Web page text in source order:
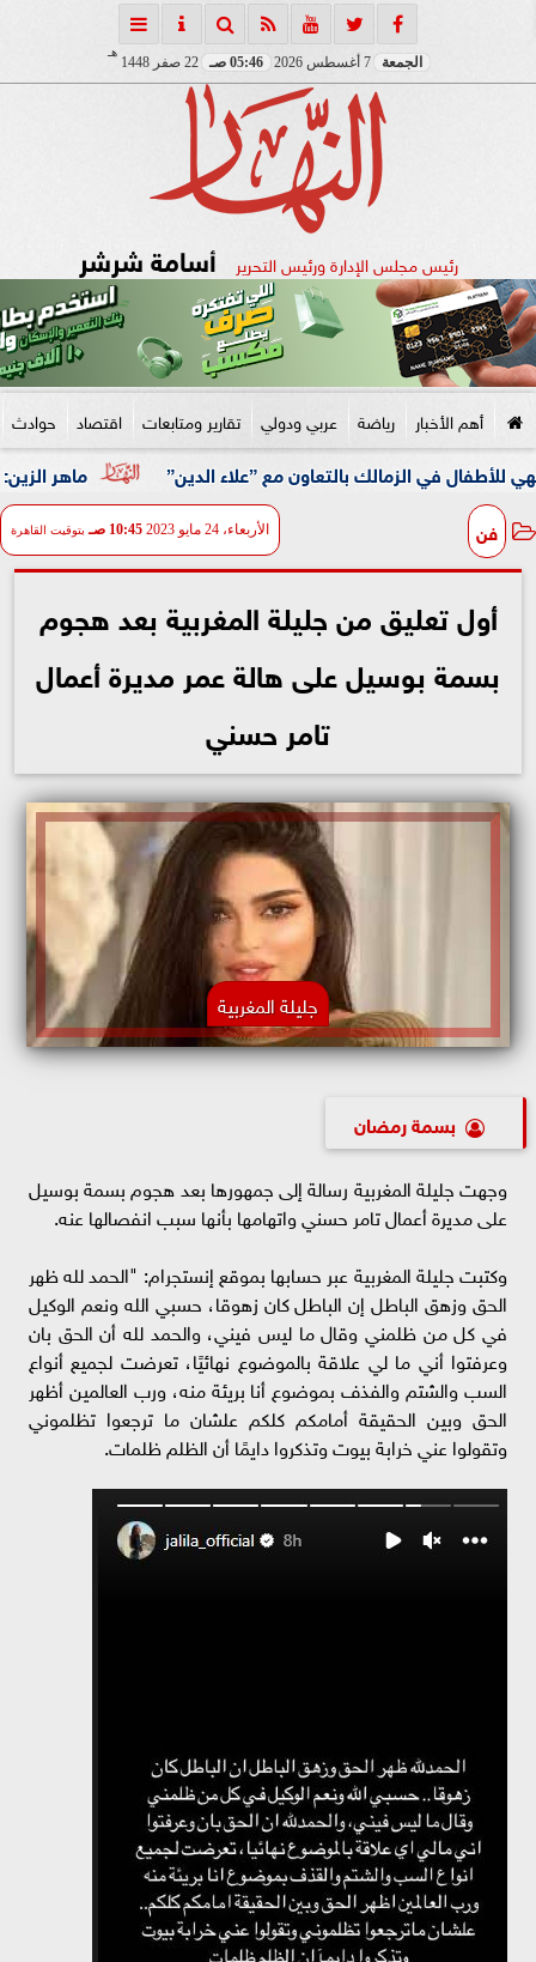
الجمعة 7 أغسطس 2026 05:46 صـ 22 صفر 1448
هـ
رئيس مجلس الإدارة ورئيس التحرير أسامة شرشر
أهم الأخبار رياضة عربي ودولي تقارير ومتابعات اقتصاد حوادث
ماهر الزين: 25 حافلة تُعيد 1250 سودانيًا ضمن الفوج الـ41.. والالتزام بوثائق السفر عزز انسيابية العودة الطوعية بالتعاون مع ”علاء الدين”
فن الأربعاء، 24 مايو 2023 10:45 صـ بتوقيت القاهرة
أول تعليق من جليلة المغربية بعد هجوم
بسمة بوسيل على هالة عمر مديرة أعمال
تامر حسني
جليلة المغربية
بسمة رمضان
وجهت جليلة المغربية رسالة إلى جمهورها بعد هجوم بسمة بوسيل
على مديرة أعمال تامر حسني واتهامها بأنها سبب انفصالها عنه.
وكتبت جليلة المغربية عبر حسابها بموقع إنستجرام: "الحمد لله ظهر
الحق وزهق الباطل إن الباطل كان زهوقا، حسبي الله ونعم الوكيل
في كل من ظلمني وقال ما ليس فيني، والحمد لله أن الحق بان
وعرفتوا أني ما لي علاقة بالموضوع نهائيًا، تعرضت لجميع أنواع
السب والشتم والفذف بموضوع أنا بريئة منه، ورب العالمين أظهر
الحق وبين الحقيقة أمامكم كلكم علشان ما ترجعوا تظلموني
وتقولوا عني خرابة بيوت وتذكروا دايمًا أن الظلم ظلمات.